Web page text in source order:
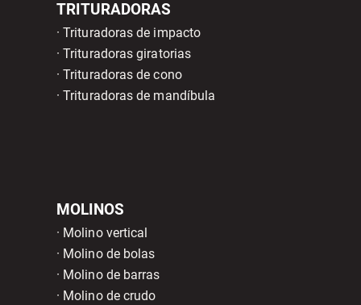
TRITURADORAS
· Trituradoras de impacto
· Trituradoras giratorias
· Trituradoras de cono
· Trituradoras de mandíbula
MOLINOS
· Molino vertical
· Molino de bolas
· Molino de barras
· Molino de crudo